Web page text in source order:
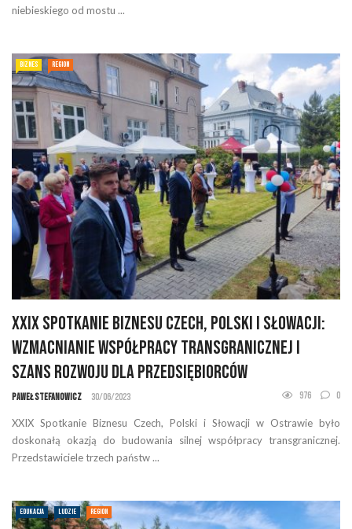
niebieskiego od mostu ...
BIZNES REGION
XXIX Spotkanie Biznesu Czech, Polski i Słowacji:
Wzmacnianie Współpracy Transgranicznej i
Szans Rozwoju dla Przedsiębiorców
Paweł Stefanowicz 30/06/2023 976 0
XXIX Spotkanie Biznesu Czech, Polski i Słowacji w Ostrawie było
doskonałą okazją do budowania silnej współpracy transgranicznej.
Przedstawiciele trzech państw ...
EDUKACJA LUDZIE REGION